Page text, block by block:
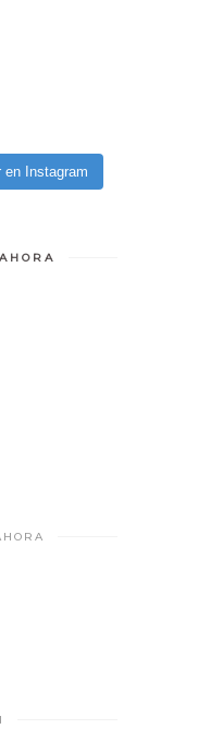
en Instagram